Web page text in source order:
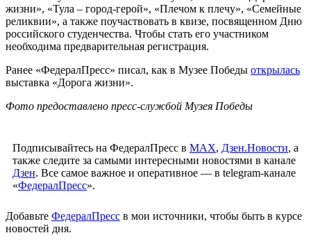
жизни», «Тула – город-герой», «Плечом к плечу», «Семейные
реликвии», а также поучаствовать в квизе, посвященном Дню
российского студенчества. Чтобы стать его участником
необходима предварительная регистрация.
Ранее «ФедералПресс» писал, как в Музее Победы открылась
выставка «Дорога жизни».
Фото предоставлено пресс-службой Музея Победы
Подписывайтесь на ФедералПресс в МАХ, Дзен.Новости, а
также следите за самыми интересными новостями в канале
Дзен. Все самое важное и оперативное — в telegram-канале
«ФедералПресс».
Добавьте ФедералПресс в мои источники, чтобы быть в курсе
новостей дня.